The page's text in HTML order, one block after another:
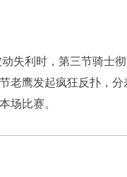
失利时，第三节骑士
老鹰发起疯狂反扑，
场比赛。